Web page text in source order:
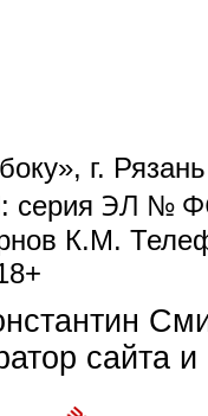
г.
серия ЭЛ №
К.М.
e-mail)
сайта